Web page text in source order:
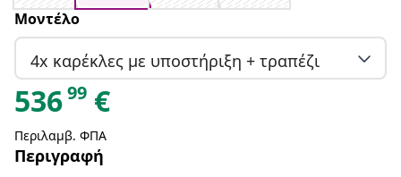
Μοντέλο
4x καρέκλες με υποστήριξη + τραπέζι
53699 €
Περιλαμβ. ΦΠΑ
Περιγραφή